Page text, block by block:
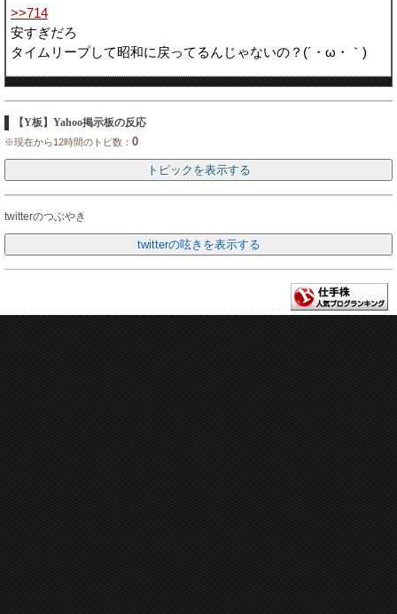
>>714
安すぎだろ
タイムリープして昭和に戻ってるんじゃないの？(´・ω・｀)
【Y板】Yahoo掲示板の反応
※現在から12時間のトピ数： 0
twitterのつぶやき